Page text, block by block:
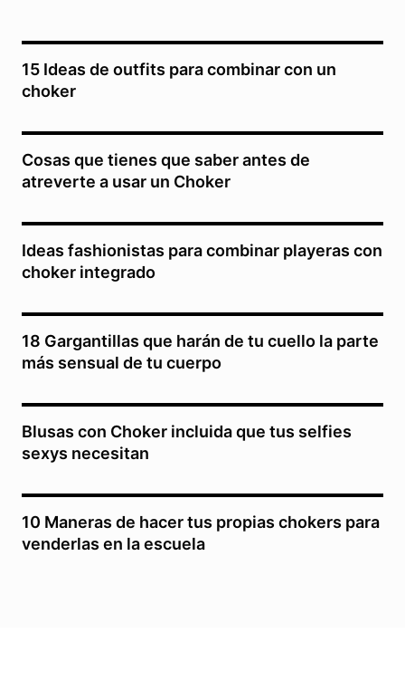
15 Ideas de outfits para combinar con un
choker
Cosas que tienes que saber antes de
atreverte a usar un Choker
Ideas fashionistas para combinar playeras con
choker integrado
18 Gargantillas que harán de tu cuello la parte
más sensual de tu cuerpo
Blusas con Choker incluida que tus selfies
sexys necesitan
10 Maneras de hacer tus propias chokers para
venderlas en la escuela